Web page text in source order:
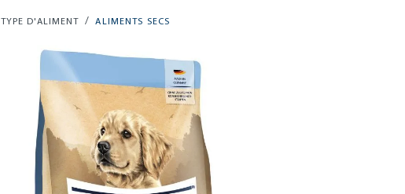
TYPE D'ALIMENT / ALIMENTS SECS